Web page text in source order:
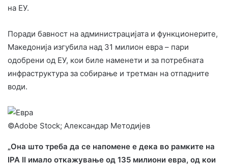
на ЕУ.
Поради бавност на администрацијата и функционерите,
Македонија изгубила над 31 милион евра – пари
одобрени од ЕУ, кои биле наменети и за потребната
инфраструктура за собирање и третман на отпадните
води.
©Adobe Stock; Александар Методијев
„Она што треба да се напомене е дека во рамките на
IPA II имало откажување од 135 милиони евра, од кои